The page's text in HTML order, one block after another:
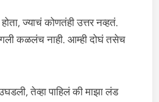
ज्याचं कोणतंही उत्तर नव्हतं.
कळलंच नाही. आम्ही दोघं तसेच
तेव्हा पाहिलं की माझा लंड